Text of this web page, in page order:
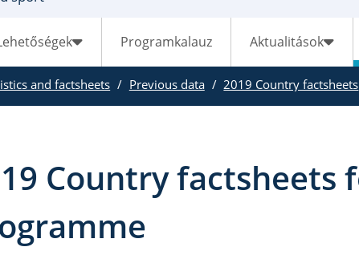
Programkalauz Aktualitások
and factsheets Previous data 2019 Country factsheets
Country factsheets